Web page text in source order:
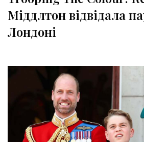
Міддлтон відвідала
Лондоні